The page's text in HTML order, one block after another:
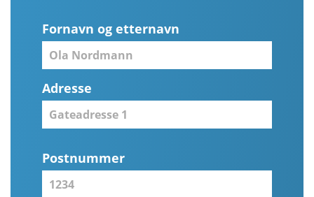
Fornavn og etternavn
Adresse
Postnummer